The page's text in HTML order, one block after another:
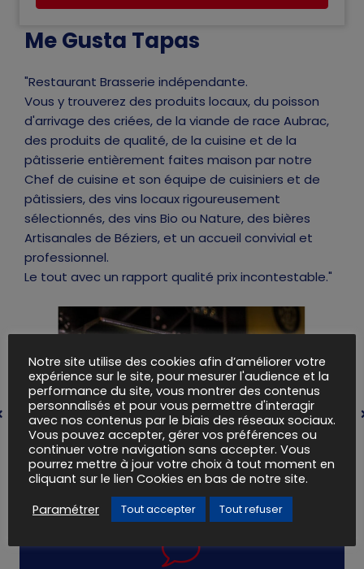
Me Gusta Tapas
"Restaurant Brasserie indépendante.
Vous y trouverez des produits locaux, du poisson
d'arrivage des criées, de la viande de race Aubrac,
des produits de qualité, de la cuisine et de la
pâtisserie entièrement faites maison par notre
Chef de cuisine et son équipe de cuisiniers et de
pâtissiers, des vins locaux rigoureusement
sélectionnés, des vins Bio ou Nature, des bières
Artisanales de Béziers, et un accueil convivial et
professionnel.
Le tout avec un rapport qualité prix incontestable."
Notre site utilise des cookies afin d’améliorer votre
expérience sur le site, pour mesurer l'audience et la
performance du site, vous montrer des contenus
personnalisés et pour vous permettre d'interagir
avec nos contenus par le biais des réseaux sociaux.
Vous pouvez accepter, gérer vos préférences ou
continuer votre navigation sans accepter. Vous
pourrez mettre à jour votre choix à tout moment en
cliquant sur le lien Cookies en bas de notre site.
Paramétrer
Tout accepter Tout refuser